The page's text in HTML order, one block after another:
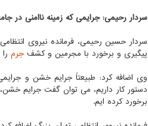
سردار رحیمی: جرایمی که زمینه ناامنی در
سردار حسین رحیمی، فرمانده نیروی
پیگیری و برخورد با مجرمین و کشف جرم
وی اضافه کرد: طبیعتاً جرایم خشن و
برخورد کرده ایم.